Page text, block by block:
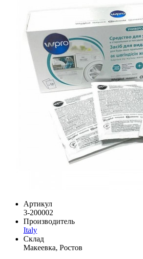
Артикул
3-200002
Производитель
Italy
Склад
Макеевка, Ростов